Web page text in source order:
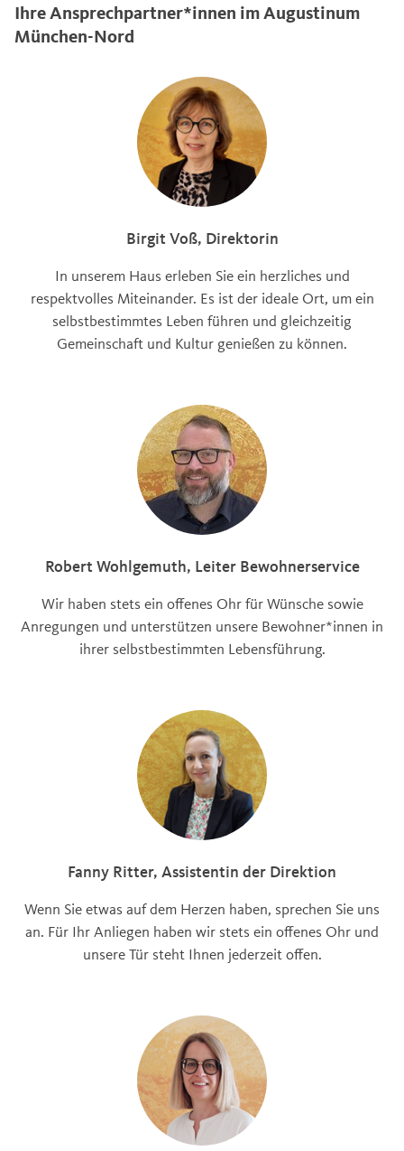
Ihre Ansprechpartner*innen im Augustinum
München-Nord
Birgit Voß, Direktorin
In unserem Haus erleben Sie ein herzliches und
respektvolles Miteinander. Es ist der ideale Ort, um ein
selbstbestimmtes Leben führen und gleichzeitig
Gemeinschaft und Kultur genießen zu können.
Robert Wohlgemuth, Leiter Bewohnerservice
Wir haben stets ein offenes Ohr für Wünsche sowie
Anregungen und unterstützen unsere Bewohner*innen in
ihrer selbstbestimmten Lebensführung.
Fanny Ritter, Assistentin der Direktion
Wenn Sie etwas auf dem Herzen haben, sprechen Sie uns
an. Für Ihr Anliegen haben wir stets ein offenes Ohr und
unsere Tür steht Ihnen jederzeit offen.